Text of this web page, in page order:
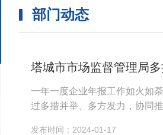
部门动态
塔城市市场监督管理局
一年一度企业年报工作如火如
过多措并举、多方发力，协同
发布时间：2024-01-17